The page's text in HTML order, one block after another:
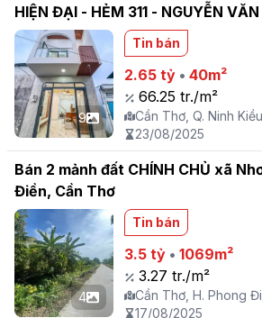
HIỆN ĐẠI - HẺM 311 - NGUYỄN
9
Tin bán
2.65 tỷ •40m²
66.25 tr./m²
Cần Thơ, Q. Ninh
23/08/2025
Bán 2 mảnh đất CHÍNH CHỦ xã
Điền, Cần Thơ
4
Tin bán
3.5 tỷ •1069m²
3.27 tr./m²
Cần Thơ, H. Phong
17/08/2025